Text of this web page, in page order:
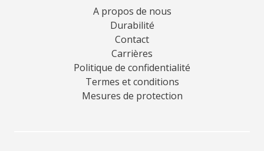
A propos de nous
Durabilité
Contact
Carrières
Politique de confidentialité
Termes et conditions
Mesures de protection